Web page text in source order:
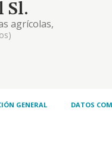
Sl.
agrícolas,
cultivos de cualquier
y
y vino, conservas,
de la industria
cualquier
GENERAL DATOS